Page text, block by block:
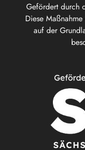
Gefördert durch
Diese
auf der